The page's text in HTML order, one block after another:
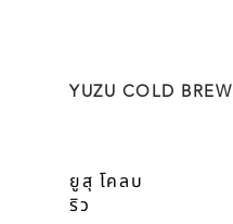
YUZU COLD BREW
ยูสุ โคลบ
ริว